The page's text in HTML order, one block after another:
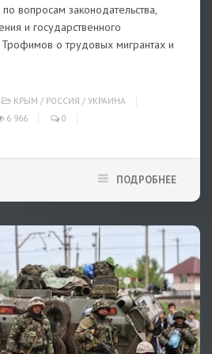
вопросам законодательства,
и государственного
Трофимов о трудовых мигрантах и
КРЫМ / РОССИЯ / УКРАИНА
6 966 0
ПОДРОБНЕЕ